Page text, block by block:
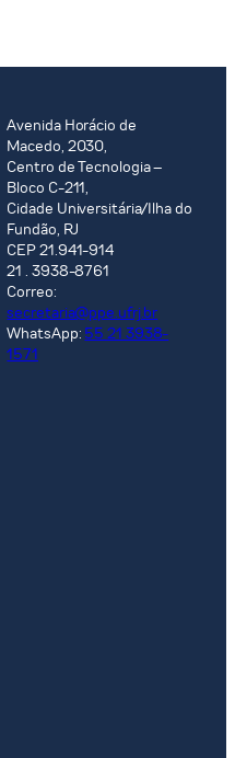
Avenida Horácio de
Macedo, 2030,
Centro de Tecnologia –
Bloco C-211,
Cidade Universitária/Ilha do
Fundão, RJ
CEP 21.941-914
21 . 3938-8761
Correo:
secretaria@ppe.ufrj.br
WhatsApp: 55 21 3938-
1571